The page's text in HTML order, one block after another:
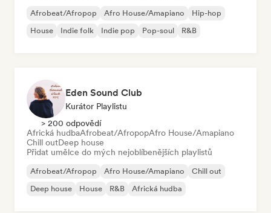
Afrobeat/Afropop Afro House/Amapiano
Hip-hop
House
Indie folk Indie pop Pop-soul R&B
Eden Sound Club
Kurátor Playlistu
> 200 odpovědí
Africká hudbaAfrobeat/AfropopAfro House/Amapiano
Chill outDeep house
Přidat umělce do mých nejoblíbenějších playlistů
Afrobeat/Afropop Afro House/Amapiano
Chill out
Deep house
House R&B Africká hudba